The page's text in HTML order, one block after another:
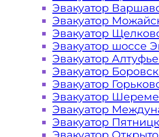
Эвакуатор
Эвакуатор
Эвакуатор
Эвакуатор шоссе
Эвакуатор
Эвакуатор
Эвакуатор
Эвакуатор
Эвакуатор
Эвакуатор